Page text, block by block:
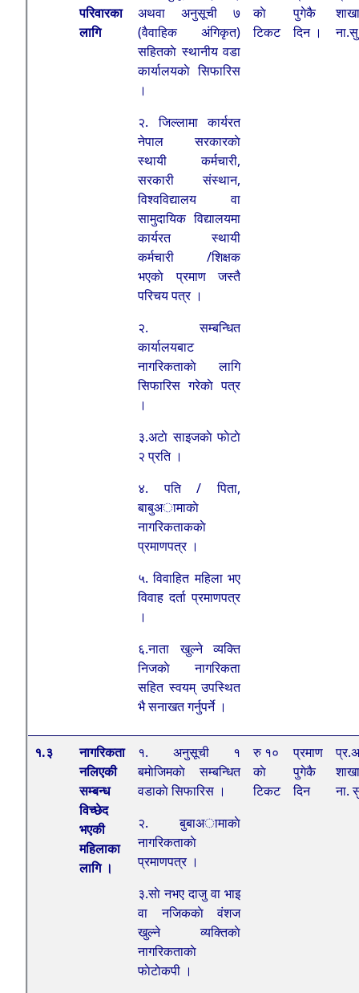
परिवारका
लागि
अथवा अनुसूची ७
(वैवाहिक अंगिकृत)
सहितकाे स्थानीय वडा
कार्यालयकाे सिफारिस
।
२. जिल्लामा कार्यरत
नेपाल सरकारकाे
स्थायी कर्मचारी,
सरकारी संस्थान,
विश्वविद्यालय वा
सामुदायिक विद्यालयमा
कार्यरत स्थायी
कर्मचारी /शिक्षक
भएकाे प्रमाण जस्तै
परिचय पत्र ।
२. सम्बन्धित
कार्यालयबाट
नागरिकताकाे लागि
सिफारिस गरेकाे पत्र
।
३.अटाे साइजकाे फाेटाे
२ प्रति ।
४. पति / पिता,
बाबुअामाकाे
नागरिकताककाे
प्रमाणपत्र ।
५. विवाहित महिला भए
विवाह दर्ता प्रमाणपत्र
।
६.नाता खुल्ने व्यक्ति
निजकाे नागरिकता
सहित स्वयम् उपस्थित
भै सनाखत गर्नुपर्ने ।
काे
टिकट
पुगेकै
दिन ।
१.३
नागरिकता
नलिएकी
सम्बन्ध
विच्छेद
भएकी
महिलाका
लागि ।
१. अनुसूची १
बमाेजिमकाे सम्बन्धित
वडाकाे सिफारिस ।
२. बुबाअामाकाे
नागरिकताकाे
प्रमाणपत्र ।
३.साे नभए दाजु वा भाइ
वा नजिककाे वंशज
खुल्ने व्यक्तिकाे
नागरिकताकाे
फाेटाेकपी ।
रु १०
काे
टिकट
प्रमाण
पुगेकै
दिन
ना.